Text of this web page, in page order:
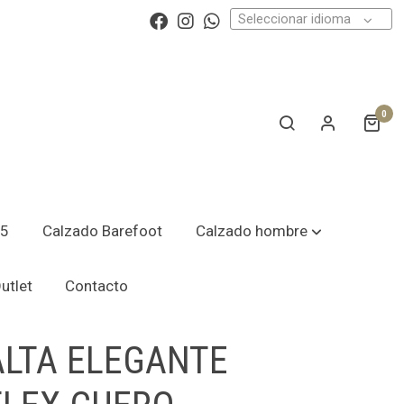
Seleccionar idioma
0
Calzado Barefoot Calzado hombre
Contacto
ELEGANTE